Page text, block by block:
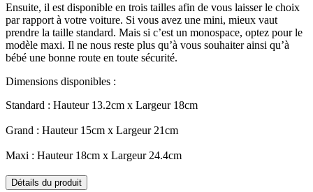
Ensuite, il est disponible en trois tailles afin de vous laisser le choix
par rapport à votre voiture. Si vous avez une mini, mieux vaut
prendre la taille standard. Mais si c’est un monospace, optez pour le
modèle maxi. Il ne nous reste plus qu’à vous souhaiter ainsi qu’à
bébé une bonne route en toute sécurité.
Dimensions disponibles :
Standard : Hauteur 13.2cm x Largeur 18cm
Grand : Hauteur 15cm x Largeur 21cm
Maxi : Hauteur 18cm x Largeur 24.4cm
Détails du produit